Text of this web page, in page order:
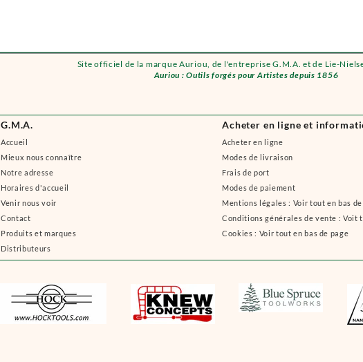
Site officiel de la marque Auriou, de l'entreprise G.M.A. et de Lie-
Auriou : Outils forgés pour Artistes depuis 1856
G.M.A.
Accueil
Mieux nous connaître
Notre adresse
Horaires d'accueil
Venir nous voir
Contact
Produits et marques
Distributeurs
Acheter en ligne et
Acheter en ligne
Modes de livraison
Frais de port
Modes de paiement
Mentions légales : Voir tout en bas
Conditions générales de vente : Voit
Cookies : Voir tout en bas de page